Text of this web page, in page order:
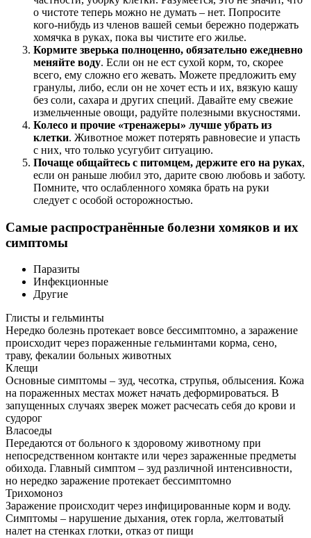
о чистоте теперь можно не думать – нет. Попросите
кого-нибудь из членов вашей семьи бережно подержать
хомячка в руках, пока вы чистите его жилье.
Кормите зверька полноценно, обязательно ежедневно
меняйте воду. Если он не ест сухой корм, то, скорее
всего, ему сложно его жевать. Можете предложить ему
гранулы, либо, если он не хочет есть и их, вязкую кашу
без соли, сахара и других специй. Давайте ему свежие
измельченные овощи, радуйте полезными вкусностями.
Колесо и прочие «тренажеры» лучше убрать из
клетки. Животное может потерять равновесие и упасть
с них, что только усугубит ситуацию.
Почаще общайтесь с питомцем, держите его на руках,
если он раньше любил это, дарите свою любовь и заботу.
Помните, что ослабленного хомяка брать на руки
следует с особой осторожностью.
Самые распространённые болезни хомяков и их
симптомы
Паразиты
Инфекционные
Другие
Глисты и гельминты
Нередко болезнь протекает вовсе бессимптомно, а заражение
происходит через пораженные гельминтами корма, сено,
траву, фекалии больных животных
Клещи
Основные симптомы – зуд, чесотка, струпья, облысения. Кожа
на пораженных местах может начать деформироваться. В
запущенных случаях зверек может расчесать себя до крови и
судорог
Власоеды
Передаются от больного к здоровому животному при
непосредственном контакте или через зараженные предметы
обихода. Главный симптом – зуд различной интенсивности,
но нередко заражение протекает бессимптомно
Трихомоноз
Заражение происходит через инфицированные корм и воду.
Симптомы – нарушение дыхания, отек горла, желтоватый
налет на стенках глотки, отказ от пищи